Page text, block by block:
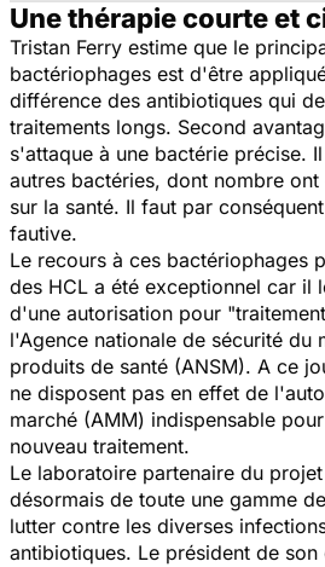
Une thérapie courte et
Tristan Ferry estime que le
bactériophages est d'être
différence des antibiotiques qui
traitements longs. Second
s'attaque à une bactérie précise.
autres bactéries, dont nombre
sur la santé. Il faut par
fautive.
Le recours à ces bactériophages
des HCL a été exceptionnel car il
d'une autorisation pour
l'Agence nationale de sécurité du
produits de santé (ANSM). A ce
ne disposent pas en effet de
marché (AMM) indispensable
nouveau traitement.
Le laboratoire partenaire du
désormais de toute une gamme
lutter contre les diverses
antibiotiques. Le président de son